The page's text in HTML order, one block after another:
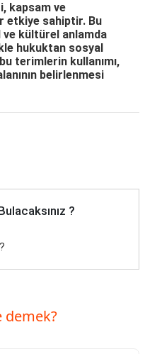
kapsam ve
etkiye sahiptir. Bu
kültürel anlamda
hukuktan sosyal
terimlerin kullanımı,
belirlenmesi
?
demek?